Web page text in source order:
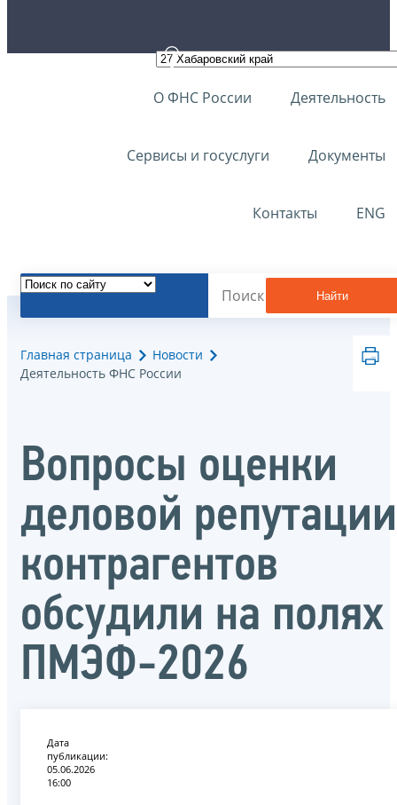
О ФНС России Деятельность
Сервисы и госуслуги Документы
Контакты ENG
Найти
Главная страница
Новости
Деятельность ФНС России
Вопросы оценки
деловой репутации
контрагентов
обсудили на полях
ПМЭФ-2026
Дата
публикации:
05.06.2026
16:00